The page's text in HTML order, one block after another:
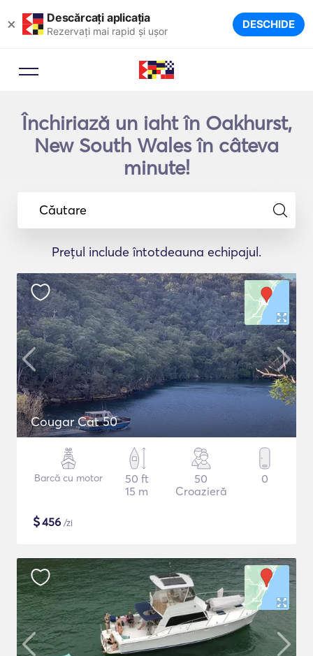
× Descărcați aplicația
Rezervați mai rapid și ușor DESCHIDE
Închiriază un iaht în Oakhurst,
New South Wales în câteva
minute!
Căutare
Prețul include întotdeauna echipajul.
Cougar Cat 50
Barcă cu motor
50 ft
15 m
50
Croazieră
0
$456 /zi